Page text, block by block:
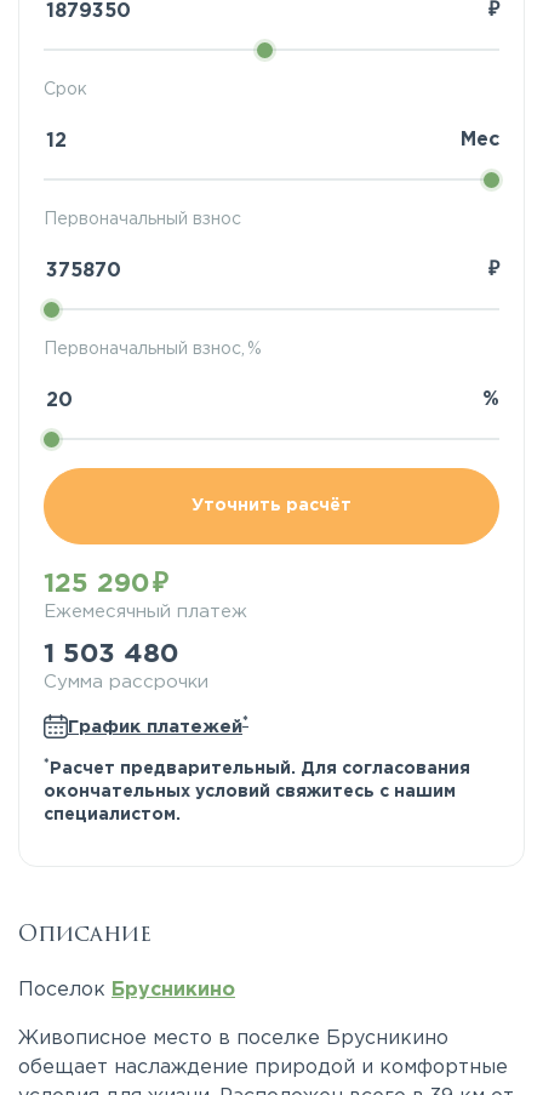
₽
Первоначальный взнос
₽
Срок
Мес
Первоначальный взнос, %
%
Уточнить расчёт
125 290
Ежемесячный платеж
1 503 480
Сумма рассрочки
График платежей*
* Расчет предварительный. Для согласования
окончательных условий свяжитесь с нашим
специалистом.
Описание
Поселок Брусникино
Живописное место в поселке Брусникино
обещает наслаждение природой и комфортные